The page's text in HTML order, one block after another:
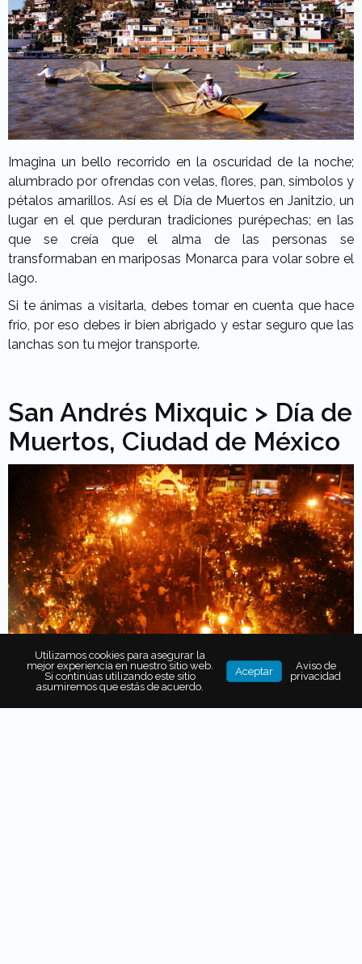
Imagina un bello recorrido en la oscuridad de la noche;
alumbrado por ofrendas con velas, flores, pan, símbolos y
pétalos amarillos. Así es el Día de Muertos en Janitzio, un
lugar en el que perduran tradiciones purépechas; en las
que se creía que el alma de las personas se
transformaban en mariposas Monarca para volar sobre el
lago.
Si te ánimas a visitarla, debes tomar en cuenta que hace
frío, por eso debes ir bien abrigado y estar seguro que las
lanchas son tu mejor transporte.
San Andrés Mixquic > Día de
Muertos, Ciudad de México
Utilizamos cookies para asegurar la
mejor experiencia en nuestro sitio web.
Si continúas utilizando este sitio
asumiremos que estás de acuerdo.
Aceptar
Aviso de
privacidad